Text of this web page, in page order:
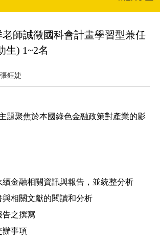
師誠徵國科會計畫學習型兼任
生) 1~2名
張鈺婕
題聚焦於本國綠色金融政策對產業的影
金融相關資訊與報告，並統整分析
與相關文獻的閱讀和分析
告之撰寫
辦事項